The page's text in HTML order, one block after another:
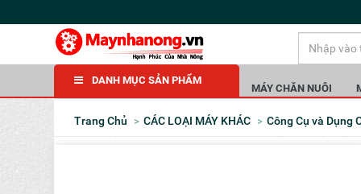
DANH MỤC SẢN PHẨM
MÁY CHĂN NUÔI
Trang Chủ CÁC LOẠI MÁY KHÁC Công Cụ và Dụng